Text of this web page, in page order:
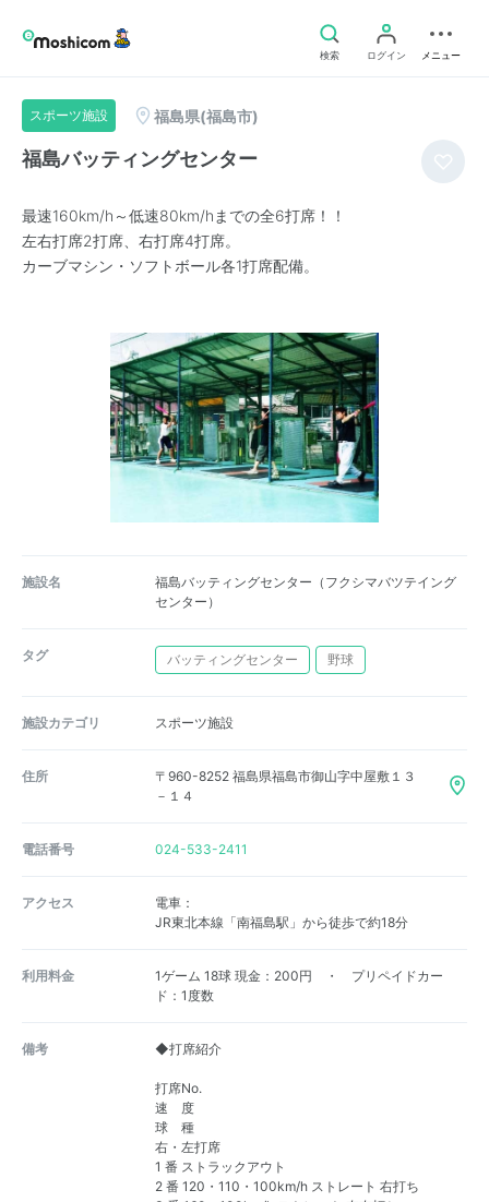
検索 ログイン メニュー
スポーツ施設 福島県(福島市)
福島バッティングセンター
最速160km/h～低速80km/hまでの全6打席！！
左右打席2打席、右打席4打席。
カーブマシン・ソフトボール各1打席配備。
施設名
福島バッティングセンター（フクシマバツテイング
センター）
タグ バッティングセンター 野球
施設カテゴリ スポーツ施設
住所
〒960-8252 福島県福島市御山字中屋敷１３
－１４
電話番号 024-533-2411
アクセス
電車：
JR東北本線「南福島駅」から徒歩で約18分
利用料金
1ゲーム 18球 現金：200円 ・ プリペイドカー
ド：1度数
備考 ◆打席紹介
打席No.
速 度
球 種
右・左打席
1 番 ストラックアウト
2 番 120・110・100km/h ストレート 右打ち